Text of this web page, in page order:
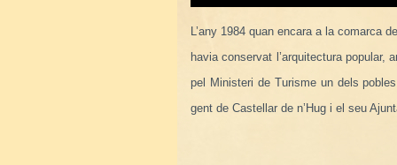
L’any 1984 quan encara a la
havia conservat l’arquitectura
pel Ministeri de Turisme un dels
gent de Castellar de n’Hug i el seu